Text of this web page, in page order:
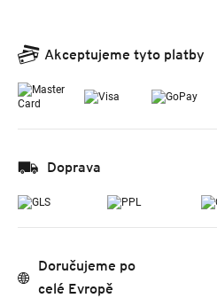
Akceptujeme tyto platby
Doprava
Doručujeme po
celé Evropě